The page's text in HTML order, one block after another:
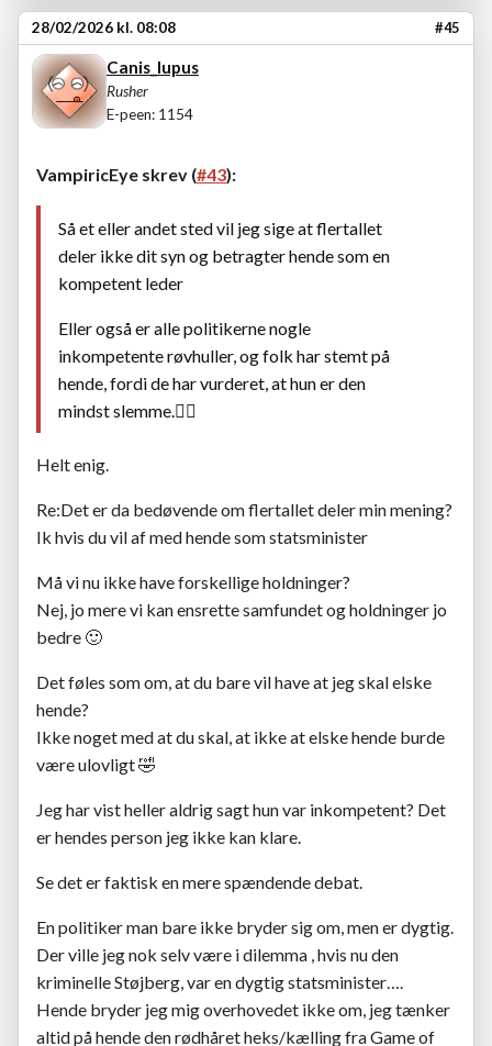
28/02/2026 kl. 08:08 #45
Canis_lupus
Rusher
E-peen: 1154
VampiricEye skrev (#43):
Så et eller andet sted vil jeg sige at flertallet
deler ikke dit syn og betragter hende som en
kompetent leder
Eller også er alle politikerne nogle
inkompetente røvhuller, og folk har stemt på
hende, fordi de har vurderet, at hun er den
mindst slemme.🤷‍♂️
Helt enig.
Re:Det er da bedøvende om flertallet deler min mening?
Ik hvis du vil af med hende som statsminister
Må vi nu ikke have forskellige holdninger?
Nej, jo mere vi kan ensrette samfundet og holdninger jo
bedre 🙂
Det føles som om, at du bare vil have at jeg skal elske
hende?
Ikke noget med at du skal, at ikke at elske hende burde
være ulovligt 🤣
Jeg har vist heller aldrig sagt hun var inkompetent? Det
er hendes person jeg ikke kan klare.
Se det er faktisk en mere spændende debat.
En politiker man bare ikke bryder sig om, men er dygtig.
Der ville jeg nok selv være i dilemma , hvis nu den
kriminelle Støjberg, var en dygtig statsminister….
Hende bryder jeg mig overhovedet ikke om, jeg tænker
altid på hende den rødhåret heks/kælling fra Game of